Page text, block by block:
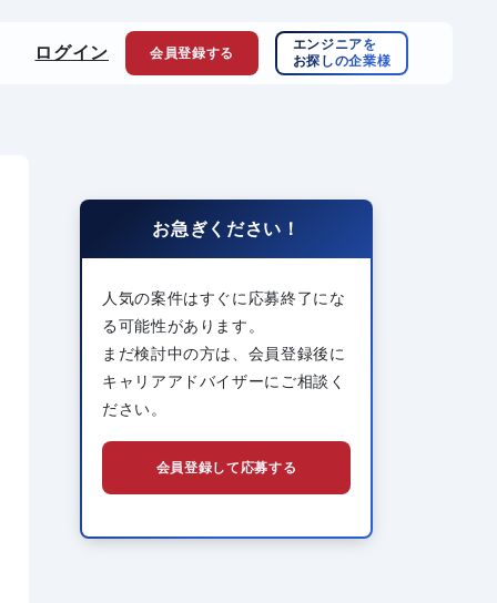
ログイン 会員登録する
エンジニアを
お探しの企業様
お急ぎください！
人気の案件はすぐに応募終了にな
る可能性があります。
まだ検討中の方は、会員登録後に
キャリアアドバイザーにご相談く
ださい。
会員登録して応募する